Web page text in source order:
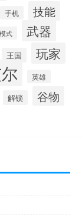
手机 技能
模式 武器
王国 玩家
英雄
解锁 谷物